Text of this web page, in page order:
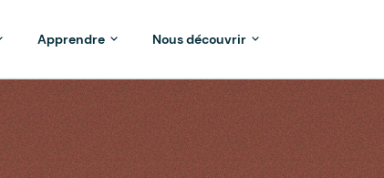
Apprendre Nous découvrir